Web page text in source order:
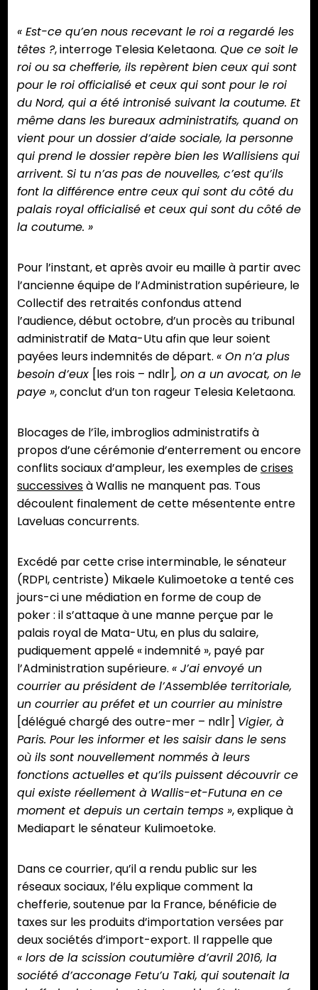
« Est-ce qu’en nous recevant le roi a regardé les
têtes ?, interroge Telesia Keletaona. Que ce soit le
roi ou sa chefferie, ils repèrent bien ceux qui sont
pour le roi officialisé et ceux qui sont pour le roi
du Nord, qui a été intronisé suivant la coutume. Et
même dans les bureaux administratifs, quand on
vient pour un dossier d’aide sociale, la personne
qui prend le dossier repère bien les Wallisiens qui
arrivent. Si tu n’as pas de nouvelles, c’est qu’ils
font la différence entre ceux qui sont du côté du
palais royal officialisé et ceux qui sont du côté de
la coutume. »
Pour l’instant, et après avoir eu maille à partir avec
l’ancienne équipe de l’Administration supérieure, le
Collectif des retraités confondus attend
l’audience, début octobre, d’un procès au tribunal
administratif de Mata-Utu afin que leur soient
payées leurs indemnités de départ. « On n’a plus
besoin d’eux [les rois – ndlr], on a un avocat, on le
paye », conclut d’un ton rageur Telesia Keletaona.
Blocages de l’île, imbroglios administratifs à
propos d’une cérémonie d’enterrement ou encore
conflits sociaux d’ampleur, les exemples decrises
successivesà Wallis ne manquent pas. Tous
découlent finalement de cette mésentente entre
Laveluas concurrents.
Excédé par cette crise interminable, le sénateur
(RDPI, centriste) Mikaele Kulimoetoke a tenté ces
jours-ci une médiation en forme de coup de
poker : il s’attaque à une manne perçue par le
palais royal de Mata-Utu, en plus du salaire,
pudiquement appelé « indemnité », payé par
l’Administration supérieure. « J’ai envoyé un
courrier au président de l’Assemblée territoriale,
un courrier au préfet et un courrier au ministre
[délégué chargé des outre-mer – ndlr] Vigier, à
Paris. Pour les informer et les saisir dans le sens
où ils sont nouvellement nommés à leurs
fonctions actuelles et qu’ils puissent découvrir ce
qui existe réellement à Wallis-et-Futuna en ce
moment et depuis un certain temps », explique à
Mediapart le sénateur Kulimoetoke.
Dans ce courrier, qu’il a rendu public sur les
réseaux sociaux, l’élu explique comment la
chefferie, soutenue par la France, bénéficie de
taxes sur les produits d’importation versées par
deux sociétés d’import-export. Il rappelle que
« lors de la scission coutumière d’avril 2016, la
société d’acconage Fetu’u Taki, qui soutenait la